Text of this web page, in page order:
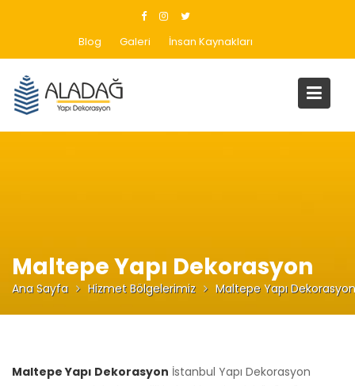
Blog Galeri İnsan Kaynakları
Maltepe Yapı Dekorasyon
Ana Sayfa Hizmet Bölgelerimiz Maltepe Yapı Dekorasyon
Maltepe Yapı Dekorasyon İstanbul Yapı Dekorasyon